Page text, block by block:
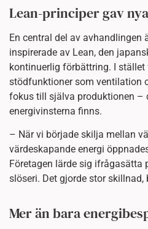
Lean-principer gav
En central del av avhandlingen
inspirerade av Lean, den
kontinuerlig förbättring. I
stödfunktioner som ventilation
fokus till själva produktionen –
energivinsterna finns.
– När vi började skilja mellan
värdeskapande energi
Företagen lärde sig ifrågasätta
slöseri. Det gjorde stor skillnad,
Mer än bara